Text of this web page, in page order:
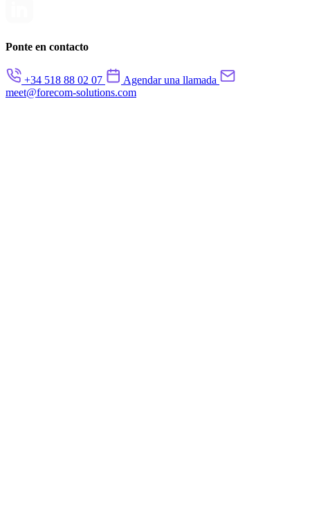
Ponte en contacto
+34 518 88 02 07
Agendar una llamada
meet@forecom-solutions.com